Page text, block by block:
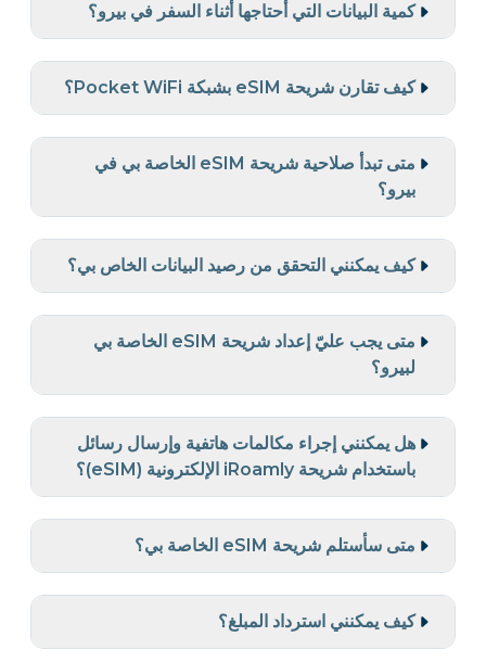
كمية البيانات التي أحتاجها أثناء السفر في بيرو؟
كيف تقارن شريحة eSIM بشبكة Pocket WiFi؟
متى تبدأ صلاحية شريحة eSIM الخاصة بي في
بيرو؟
كيف يمكنني التحقق من رصيد البيانات الخاص بي؟
متى يجب عليّ إعداد شريحة eSIM الخاصة بي
لبيرو؟
هل يمكنني إجراء مكالمات هاتفية وإرسال رسائل
باستخدام شريحة iRoamly الإلكترونية (eSIM)؟
متى سأستلم شريحة eSIM الخاصة بي؟
كيف يمكنني استرداد المبلغ؟